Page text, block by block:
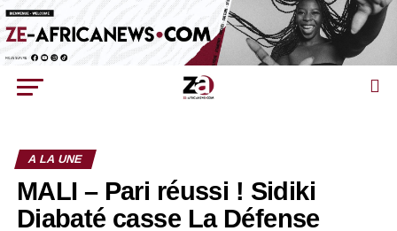
A LA UNE
MALI – Pari réussi ! Sidiki
Diabaté casse La Défense